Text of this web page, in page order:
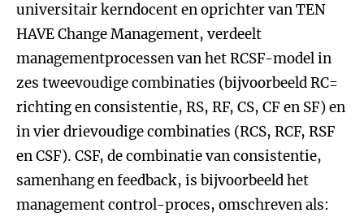
universitair kerndocent en oprichter van TEN
HAVE Change Management, verdeelt
managementprocessen van het RCSF-model in
zes tweevoudige combinaties (bijvoorbeeld RC=
richting en consistentie, RS, RF, CS, CF en SF) en
in vier drievoudige combinaties (RCS, RCF, RSF
en CSF). CSF, de combinatie van consistentie,
samenhang en feedback, is bijvoorbeeld het
management control-proces, omschreven als: